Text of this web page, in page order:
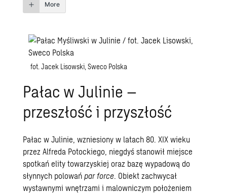
More
fot. Jacek Lisowski, Sweco Polska
Pałac w Julinie –
przeszłość i przyszłość
Pałac w Julinie, wzniesiony w latach 80. XIX wieku
przez Alfreda Potockiego, niegdyś stanowił miejsce
spotkań elity towarzyskiej oraz bazę wypadową do
słynnych polowańpar force. Obiekt zachwycał
wystawnymi wnętrzami i malowniczym położeniem